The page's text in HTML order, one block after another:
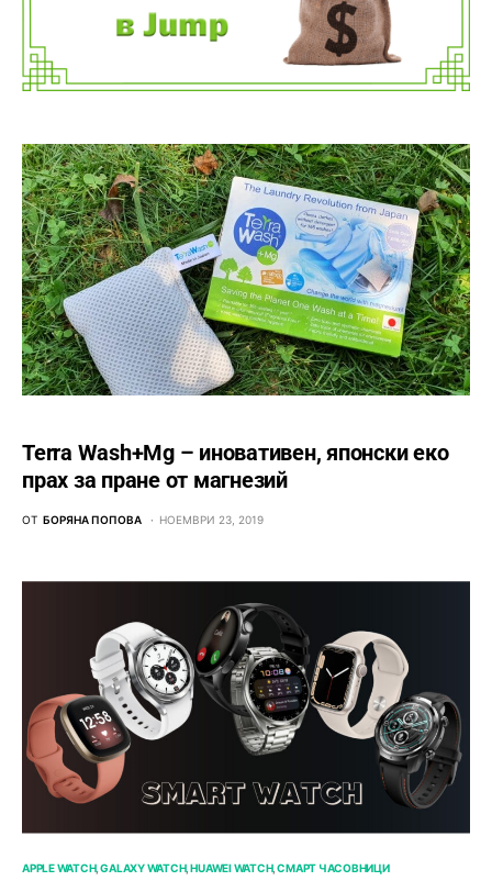
Terra Wash+Mg – иновативен, японски еко
прах за пране от магнезий
ОТ БОРЯНА ПОПОВА НОЕМВРИ 23, 2019
APPLE WATCH GALAXY WATCH HUAWEI WATCH СМАРТ ЧАСОВНИЦИ